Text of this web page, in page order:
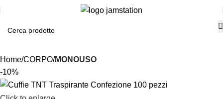
Home CORPO MONOUSO
-10%